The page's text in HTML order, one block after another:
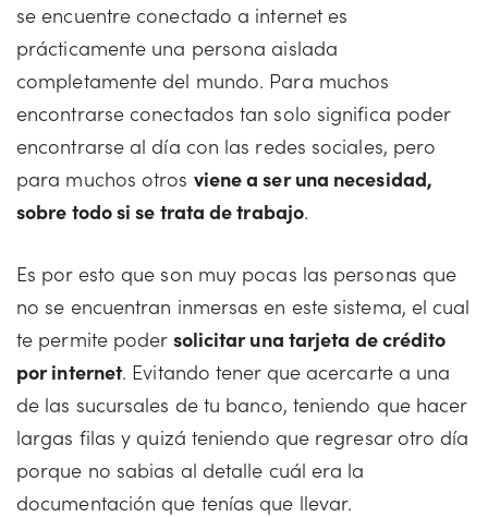
se encuentre conectado a internet es
prácticamente una persona aislada
completamente del mundo. Para muchos
encontrarse conectados tan solo significa poder
encontrarse al día con las redes sociales, pero
para muchos otros viene a ser una necesidad,
sobre todo si se trata de trabajo.
Es por esto que son muy pocas las personas que
no se encuentran inmersas en este sistema, el cual
te permite poder solicitar una tarjeta de crédito
por internet. Evitando tener que acercarte a una
de las sucursales de tu banco, teniendo que hacer
largas filas y quizá teniendo que regresar otro día
porque no sabias al detalle cuál era la
documentación que tenías que llevar.